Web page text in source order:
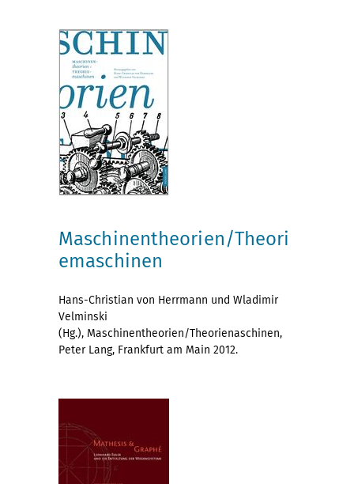
Maschinentheorien/Theori
emaschinen
Hans-Christian von Herrmann und Wladimir
Velminski
(Hg.), Maschinentheorien/Theorienaschinen,
Peter Lang, Frankfurt am Main 2012.